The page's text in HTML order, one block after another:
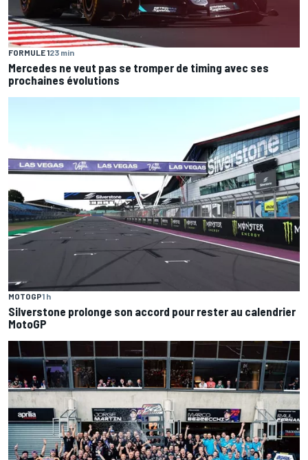
FORMULE 123 min
Mercedes ne veut pas se tromper de timing avec ses
prochaines évolutions
MOTOGP1 h
Silverstone prolonge son accord pour rester au calendrier
MotoGP